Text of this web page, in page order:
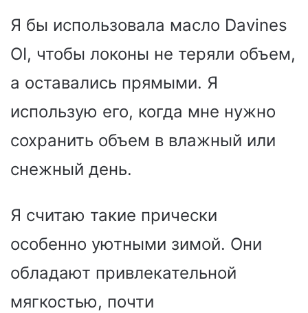
Я бы использовала масло Davines
OI, чтобы локоны не теряли объем,
а оставались прямыми. Я
использую его, когда мне нужно
сохранить объем в влажный или
снежный день.
Я считаю такие прически
особенно уютными зимой. Они
обладают привлекательной
мягкостью, почти